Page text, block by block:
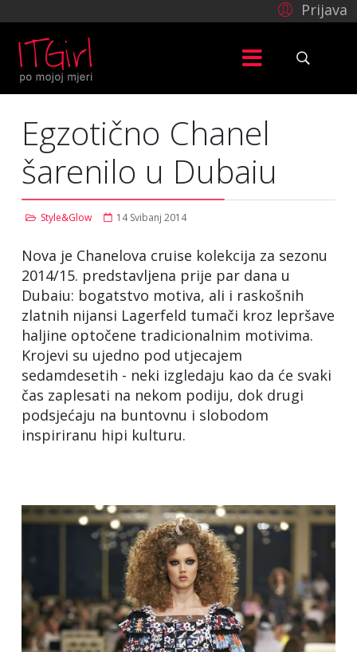
Prijava
Egzotično Chanel
šarenilo u Dubaiu
Style&Glow 14 Svibanj 2014
Nova je Chanelova cruise kolekcija za sezonu
2014/15. predstavljena prije par dana u
Dubaiu: bogatstvo motiva, ali i raskošnih
zlatnih nijansi Lagerfeld tumači kroz lepršave
haljine optočene tradicionalnim motivima.
Krojevi su ujedno pod utjecajem
sedamdesetih - neki izgledaju kao da će svaki
čas zaplesati na nekom podiju, dok drugi
podsjećaju na buntovnu i slobodom
inspiriranu hipi kulturu.